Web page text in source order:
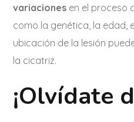
variaciones en el proceso
como la genética, la edad,
ubicación de la lesión
la cicatriz.
¡Olvídate